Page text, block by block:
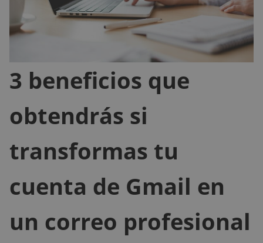
3 beneficios que
obtendrás si
transformas tu
cuenta de Gmail en
un correo profesional